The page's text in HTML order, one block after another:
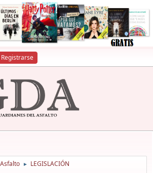
Registrarse
► LEGISLACIÓN